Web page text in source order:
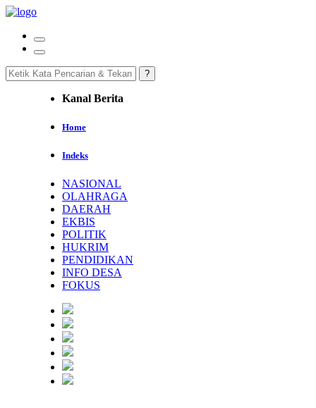
Kanal Berita
Home
Indeks
NASIONAL
OLAHRAGA
DAERAH
EKBIS
POLITIK
HUKRIM
PENDIDIKAN
INFO DESA
FOKUS